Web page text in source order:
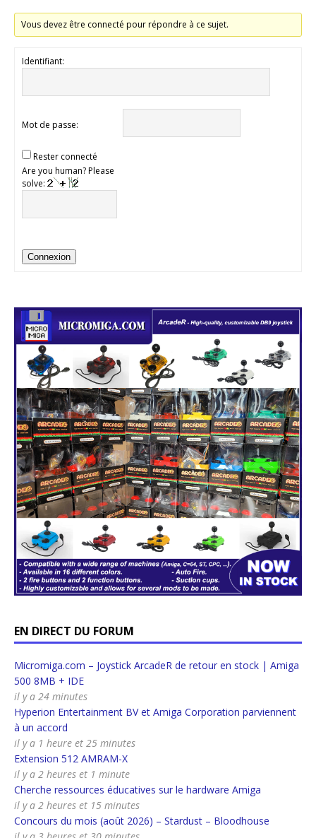
Vous devez être connecté pour répondre à ce sujet.
Identifiant:
Mot de passe:
Rester connecté
Are you human? Please
solve:
Connexion
EN DIRECT DU FORUM
Micromiga.com – Joystick ArcadeR de retour en stock | Amiga
500 8MB + IDE
il y a 24 minutes
Hyperion Entertainment BV et Amiga Corporation parviennent
à un accord
il y a 1 heure et 25 minutes
Extension 512 AMRAM-X
il y a 2 heures et 1 minute
Cherche ressources éducatives sur le hardware Amiga
il y a 2 heures et 15 minutes
Concours du mois (août 2026) – Stardust – Bloodhouse